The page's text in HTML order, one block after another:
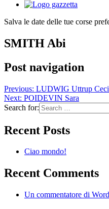
Salva le date delle tue corse
SMITH Abi
Post navigation
Previous: LUDWIG Uttrup
Next: POIDEVIN Sara
Search for:
Recent Posts
Ciao mondo!
Recent Comments
Un commentatore di